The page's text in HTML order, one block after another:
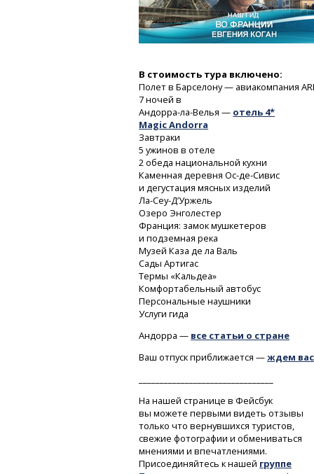
В стоимость тура включено:
Полет в Барселону — авиакомпания
7 ночейв
Андорра-ла-Велья— отель 4*
Magic Andorra
Завтраки
5 ужинов в отеле
2 обеда национальной кухни
Каменная деревняОс-де-Сивис
и дегустация мясных изделий
Ла-Сеу-Д’Уржель
Озеро Энголестер
Франция: замок мушкетеров
и подземная река
Музей Каза де ла Валь
Сады Артигас
Термы «Кальдеа»
Комфортабельный автобус
Персональные наушники
Услуги гида
Андорра — все статьи о стране
Ваш отпуск приближается —ждем
На нашей странице в Фейсбук
вы можете первыми видеть отзывы
только что вернувшихся туристов,
свежие фотографии и обмениваться
мнениями и впечатлениями.
Присоединяйтесь к нашей группе